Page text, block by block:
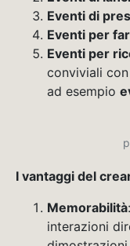
Eventi di
Eventi per
Eventi per
conviviali
ad esempio
I vantaggi del
Memorabilità
interazioni